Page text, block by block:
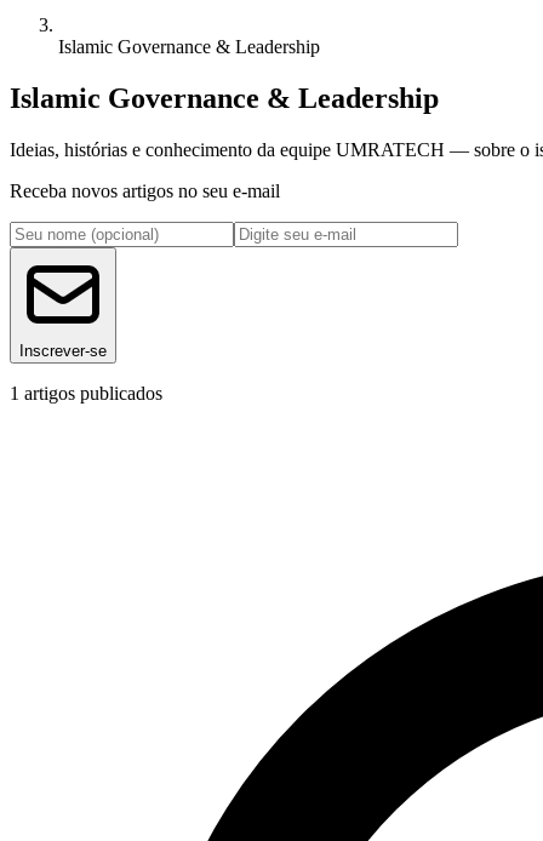
Islamic Governance & Leadership
Islamic Governance & Leadership
Ideias, histórias e conhecimento da equipe UMRATECH — sobre o
Receba novos artigos no seu e-mail
Inscrever-se
1 artigos publicados